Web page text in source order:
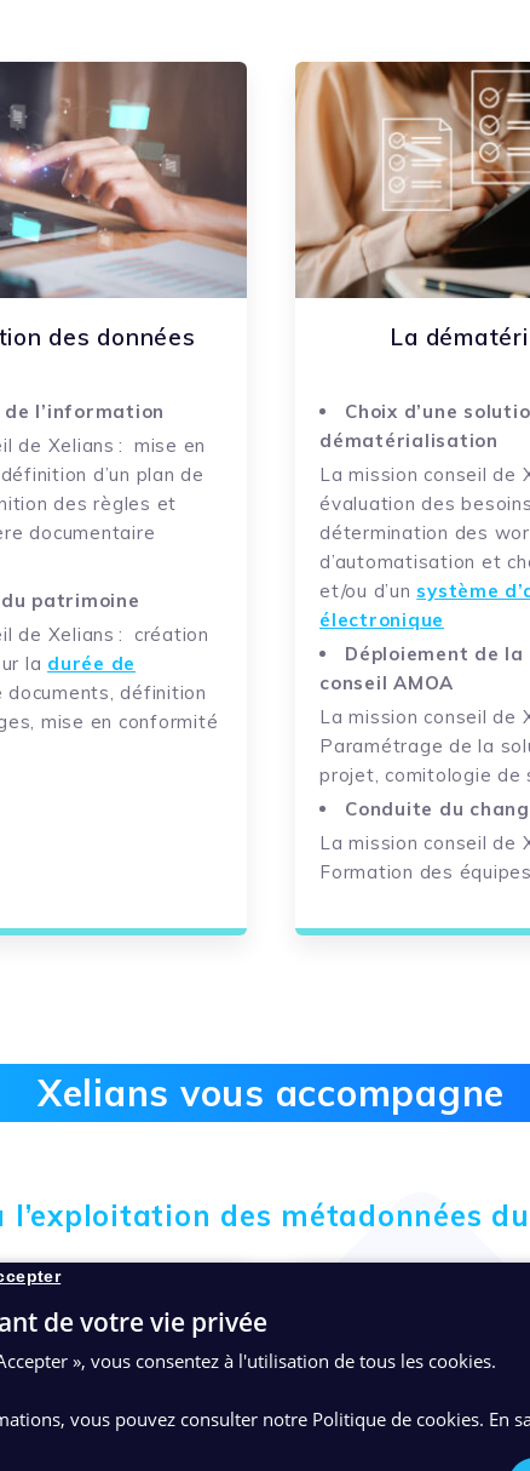
des données
de l’information
de Xelians : mise en
définition d’un plan de
des règles et
documentaire
patrimoine
de Xelians :
création
la durée de
documents, définition
mise en conformité
La
Choix d’une
dématérialisation
La mission conseil de
évaluation des
détermination des
d’automatisation et
et/ou d’un système
électronique
Déploiement de la
conseil AMOA
La mission conseil de
Paramétrage de la
projet, comitologie de
Conduite du
La mission conseil de
Formation des
Xelians vous accompagne
des métadonnées
l'information
de votre vie privée
», vous consentez à l'utilisation de tous les cookies.
vous pouvez consulter notre Politique de cookies. En